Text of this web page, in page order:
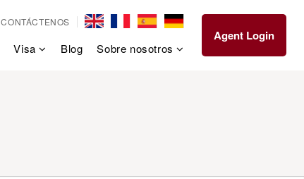
CONTÁCTENOS
Visa Blog Sobre nosotros
Agent Login